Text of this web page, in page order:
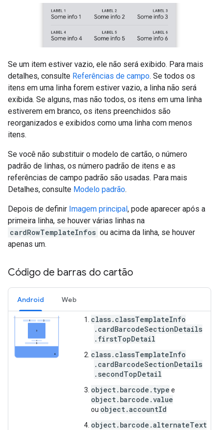
Se um item estiver vazio, ele não será exibido. Para mais
detalhes, consulte Referências de campo. Se todos os
itens em uma linha forem estiver vazio, a linha não será
exibida. Se alguns, mas não todos, os itens em uma linha
estiverem em branco, os itens preenchidos são
reorganizados e exibidos como uma linha com menos
itens.
Se você não substituir o modelo de cartão, o número
padrão de linhas, os número padrão de itens e as
referências de campo padrão são usadas. Para mais
Detalhes, consulte Modelo padrão.
Depois de definir Imagem principal, pode aparecer após a
primeira linha, se houver várias linhas na
cardRowTemplateInfos ou acima da linha, se houver
apenas um.
Código de barras do cartão
Android Web
class.classTemplateInfo
.cardBarcodeSectionDetails
.firstTopDetail
class.classTemplateInfo
.cardBarcodeSectionDetails
.secondTopDetail
object.barcode.type e
object.barcode.value
ou object.accountId
object.barcode.alternateText